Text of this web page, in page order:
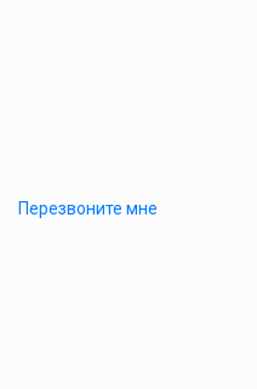
Перезвоните мне